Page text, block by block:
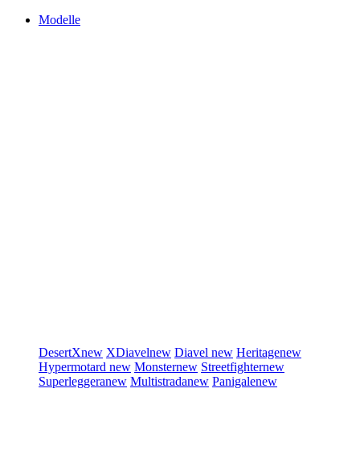
Modelle
DesertXnew XDiavelnew Diavel new Heritagenew
Hypermotard new Monsternew Streetfighternew
Superleggeranew Multistradanew Panigalenew